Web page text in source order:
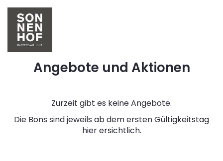
Angebote und Aktionen
Zurzeit gibt es keine Angebote.
Die Bons sind jeweils ab dem ersten Gültigkeitstag
hier ersichtlich.